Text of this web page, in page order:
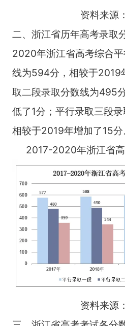
资料来源
二、浙江省历年高考录取
2020年浙江省高考综合
线为594分，相较于2019
取二段录取分数线为495
低了1分；平行录取三段
相较于2019年增加了15分
2017-2020年浙江省
资料来源